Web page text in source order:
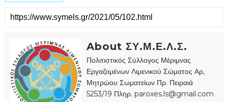
About ΣΥ.Μ.Ε.Λ.Σ.
Πολιτιστικός Σύλλογος Μέριμνας
Εργαζομένων Λιμενικού Σώματος Αρ,
Μητρώου Σωματείων Πρ. Πειραιά
5253/19 Πληρ. paroxes.ls@gmail.com